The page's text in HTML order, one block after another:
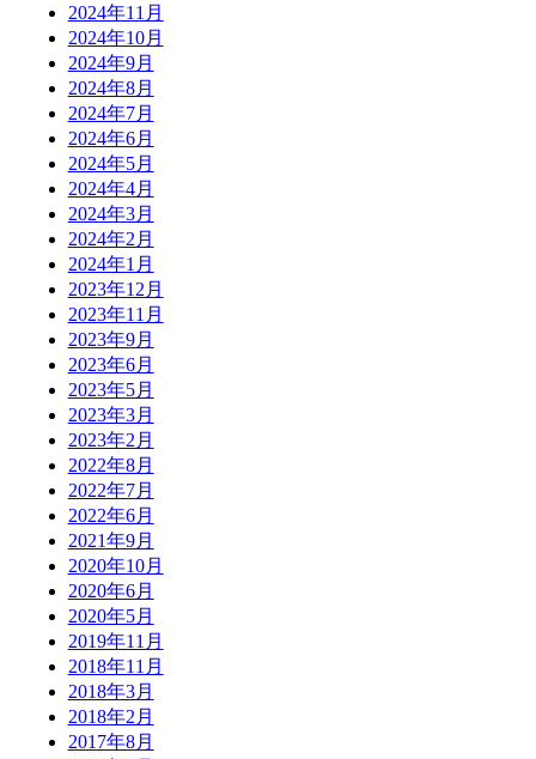
2024年11月
2024年10月
2024年9月
2024年8月
2024年7月
2024年6月
2024年5月
2024年4月
2024年3月
2024年2月
2024年1月
2023年12月
2023年11月
2023年9月
2023年6月
2023年5月
2023年3月
2023年2月
2022年8月
2022年7月
2022年6月
2021年9月
2020年10月
2020年6月
2020年5月
2019年11月
2018年11月
2018年3月
2018年2月
2017年8月